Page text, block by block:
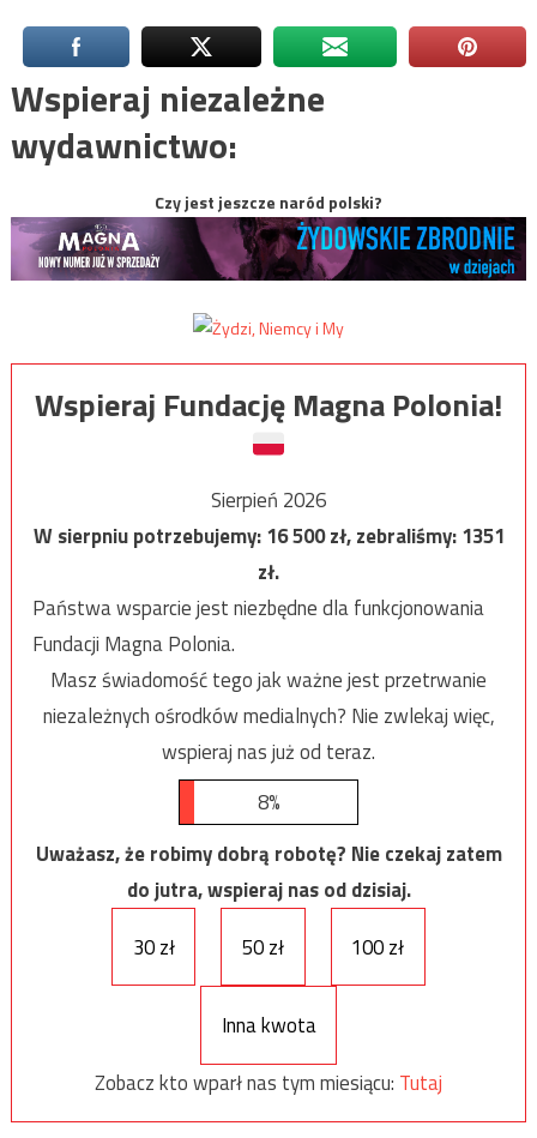
Wspieraj niezależne
wydawnictwo:
Czy jest jeszcze naród polski?
Wspieraj Fundację Magna Polonia!
Sierpień 2026
W sierpniu potrzebujemy:16 500zł, zebraliśmy:1351
zł.
Państwa wsparcie jest niezbędne dla funkcjonowania
Fundacji Magna Polonia.
Masz świadomość tego jak ważne jest przetrwanie
niezależnych ośrodków medialnych? Nie zwlekaj więc,
wspieraj nas już od teraz.
8%
Uważasz, że robimy dobrą robotę? Nie czekaj zatem
do jutra, wspieraj nas od dzisiaj.
30 zł
50 zł 100 zł
Inna kwota
Zobacz kto wparł nas tym miesiącu: Tutaj